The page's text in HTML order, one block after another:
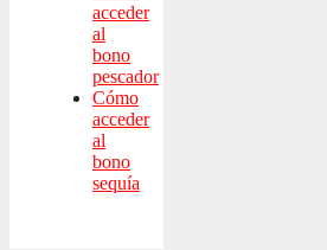
acceder
al
bono
pescador
Cómo
acceder
al
bono
sequía